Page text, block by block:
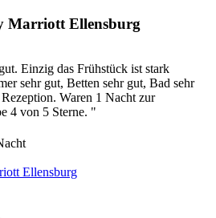
Marriott Ellensburg
Einzig das Frühstück ist stark
sehr gut, Betten sehr gut, Bad sehr
Waren 1 Nacht zur
4 von 5 Sterne. "
Ellensburg